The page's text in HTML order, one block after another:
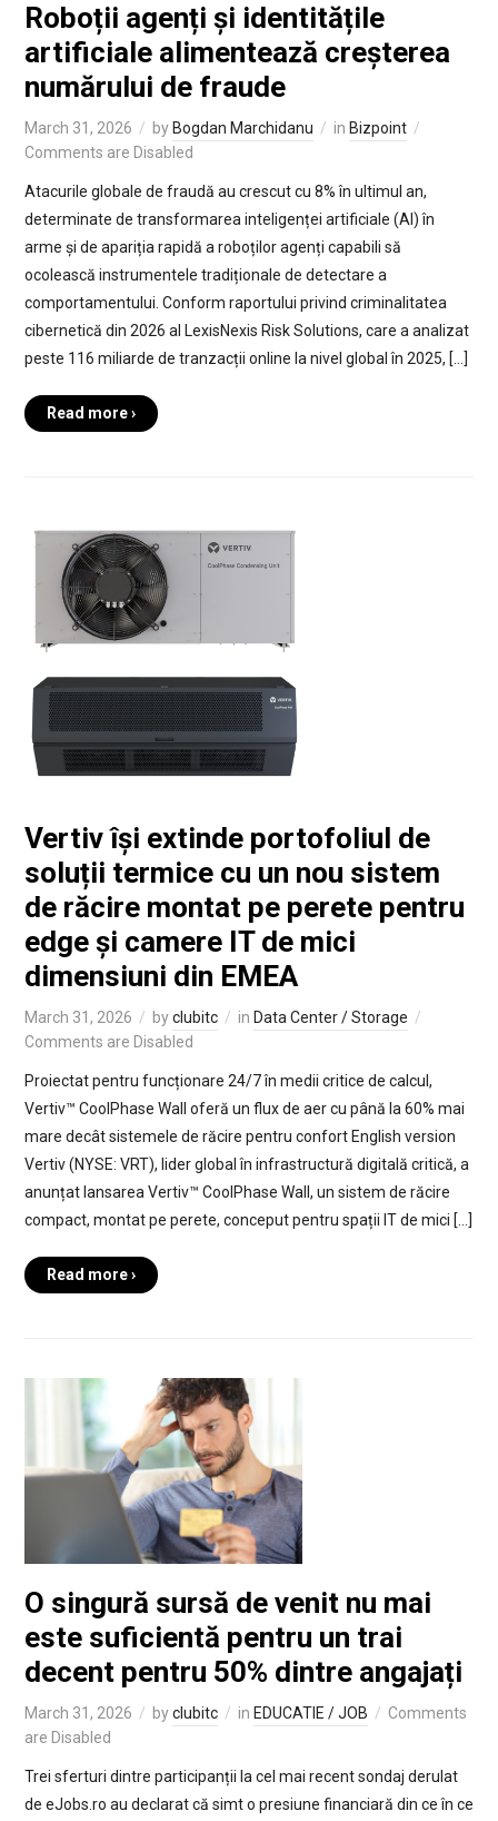
Roboții agenți și identitățile
artificiale alimentează creșterea
numărului de fraude
March 31, 2026 by Bogdan Marchidanu in Bizpoint
Comments are Disabled
Atacurile globale de fraudă au crescut cu 8% în ultimul an,
determinate de transformarea inteligenței artificiale (AI) în
arme și de apariția rapidă a roboților agenți capabili să
ocolească instrumentele tradiționale de detectare a
comportamentului. Conform raportului privind criminalitatea
cibernetică din 2026 al LexisNexis Risk Solutions, care a analizat
peste 116 miliarde de tranzacții online la nivel global în 2025, […]
Read more ›
Vertiv își extinde portofoliul de
soluții termice cu un nou sistem
de răcire montat pe perete pentru
edge și camere IT de mici
dimensiuni din EMEA
March 31, 2026 byclubitc in Data Center / Storage
Comments are Disabled
Proiectat pentru funcționare 24/7 în medii critice de calcul,
Vertiv™ CoolPhase Wall oferă un flux de aer cu până la 60% mai
mare decât sistemele de răcire pentru confort English version
Vertiv (NYSE: VRT), lider global în infrastructură digitală critică, a
anunțat lansarea Vertiv™ CoolPhase Wall, un sistem de răcire
compact, montat pe perete, conceput pentru spații IT de mici […]
Read more ›
O singură sursă de venit nu mai
este suficientă pentru un trai
decent pentru 50% dintre angajați
March 31, 2026 byclubitc in EDUCATIE / JOB
Comments
are Disabled
Trei sferturi dintre participanții la cel mai recent sondaj derulat
de eJobs.ro au declarat că simt o presiune financiară din ce în ce